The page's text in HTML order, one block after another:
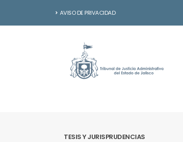
AVISO DE PRIVACIDAD
TESIS Y JURISPRUDENCIAS